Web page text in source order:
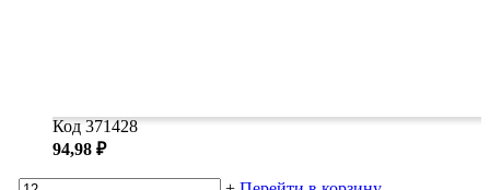
Код 371428
94,98 ₽